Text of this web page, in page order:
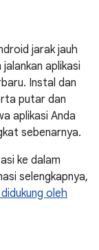
jarak jauh
aplikasi
Instal dan
putar dan
aplikasi Anda
sebenarnya.
ke dalam
selengkapnya,
oleh